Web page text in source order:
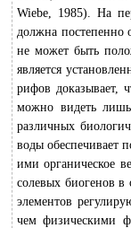
Wiebe, 1985). На
должна постепенно
не может быть
является
рифов доказывает,
можно видеть
различных
воды обеспечивает
ими органическое
солевых биогенов в
элементов
чем физическими